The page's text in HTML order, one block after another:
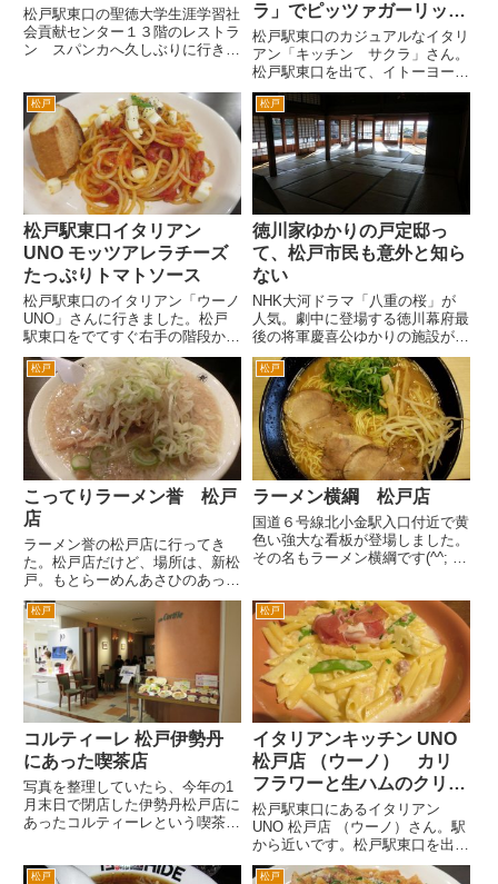
松戸駅東口の聖徳大学生涯学習社
会貢献センター１３階のレストラ
ン スパンカへ久しぶりに行きま
だったからか混んでいて、断念し
ました。 今回は、午後１時半こ
ろに行ったので、窓際の席に座
る...
ラ」でピッツァガーリック
風味マリナーラ
松戸駅東口のカジュアルなイタリ
アン「キッチン サクラ」さん。
松戸駅東口を出て、イトーヨーカ
ドー前の通りを左折。はじめて斜
めに左折できる路地があるので、
左折してすぐ右手です。イタリア
の国旗が目印です。 カウンタ
ーには、常連さんが。テーブル
席...
松戸
松戸駅東口イタリアン
UNO モッツアレラチーズ
たっぷりトマトソース
松戸駅東口のイタリアン「ウーノ
UNO」さんに行きました。松戸
駅東口をでてすぐ右手の階段から
階下に降りて、吉野屋の脇の通り
を進み、突き当りがお店です。
写真のようにビルの２階となり
ます。外から混雑具合がわかりま
す。窓際がうまっていても、入
れ...
松戸
徳川家ゆかりの戸定邸っ
て、松戸市民も意外と知ら
ない
NHK大河ドラマ「八重の桜」が
人気。劇中に登場する徳川幕府最
後の将軍慶喜公ゆかりの施設が、
松戸にある。 国の重要文化財に
指定されていたり、結構すごい。
でも知らない人が多いんじゃない
かと。 松戸駅から常磐線で東京
方面へ。進行方向左手に乗って
い...
松戸
こってりラーメン誉 松戸
店
ラーメン誉の松戸店に行ってき
た。松戸店だけど、場所は、新松
戸。もとらーめんあさひのあった
場所だ。 おさらいしておくと総
武線沿線の人気ラーメン店「なり
たけ」で修行した人が柏駅西口に
らーめん「誉」をオープン。 そ
して2012年暮れに新松戸駅そ
ば...
松戸
ラーメン横綱 松戸店
国道６号線北小金駅入口付近で黄
色い強大な看板が登場しました。
その名もラーメン横綱です(^^; な
の場所は、以前は和食のカフェテ
リア形式のお店、今で言うところ
の○○食堂っていうチェー...
松戸
コルティーレ 松戸伊勢丹
にあった喫茶店
写真を整理していたら、今年の1
月末日で閉店した伊勢丹松戸店に
あったコルティーレという喫茶店
ラグはあるけどせっかくなんでア
松戸
イタリアンキッチン UNO
松戸店 （ウーノ） カリ
フラワーと生ハムのクリー
ムソース ペンネ
松戸駅東口にあるイタリアン
UNO 松戸店 （ウーノ）さん。駅
から近いです。松戸駅東口を出て
ロータリーから吉野屋の脇の路地
を1分かからないくらい歩いてく
松戸 松戸